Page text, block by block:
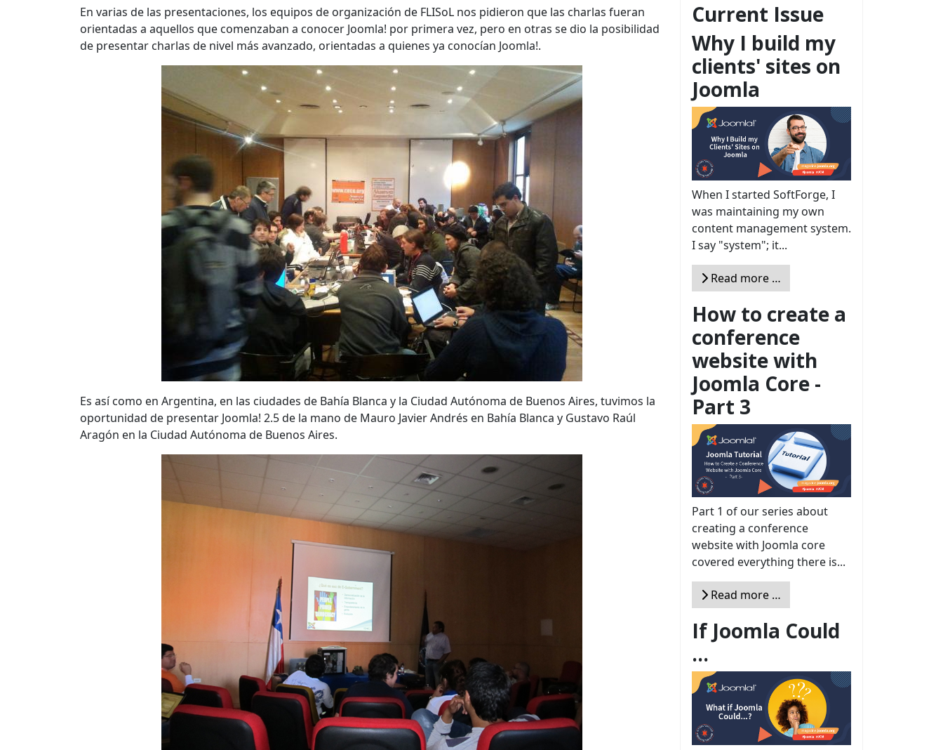
En varias de las presentaciones, los equipos de organización de FLISoL nos pidieron que las charlas fueran
orientadas a aquellos que comenzaban a conocer Joomla! por primera vez, pero en otras se dio la posibilidad
de presentar charlas de nivel más avanzado, orientadas a quienes ya conocían Joomla!.
Es así como en Argentina, en las ciudades de Bahía Blanca y la Ciudad Autónoma de Buenos Aires, tuvimos la
oportunidad de presentar Joomla! 2.5 de la mano de Mauro Javier Andrés en Bahía Blanca y Gustavo Raúl
Aragón en la Ciudad Autónoma de Buenos Aires.
Current Issue
Why I build my
clients' sites on
Joomla
When I started SoftForge, I
was maintaining my own
content management system.
I say "system"; it...
Read more …
How to create a
conference
website with
Joomla Core -
Part 3
Part 1 of our series about
creating a conference
website with Joomla core
covered everything there is...
Read more …
If Joomla Could
...